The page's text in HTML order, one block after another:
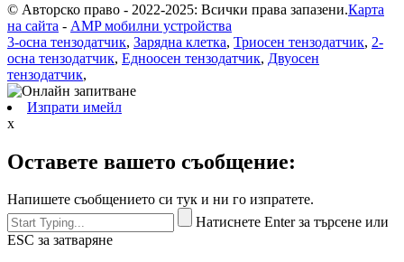
© Авторско право - 2022-2025: Всички права запазени.Карта
на сайта - AMP мобилни устройства
3-осна тензодатчик, Зарядна клетка, Триосен тензодатчик, 2-
осна тензодатчик, Едноосен тензодатчик, Двуосен
тензодатчик,
Изпрати имейл
x
Оставете вашето съобщение:
Напишете съобщението си тук и ни го изпратете.
Натиснете Enter за търсене или
ESC за затваряне